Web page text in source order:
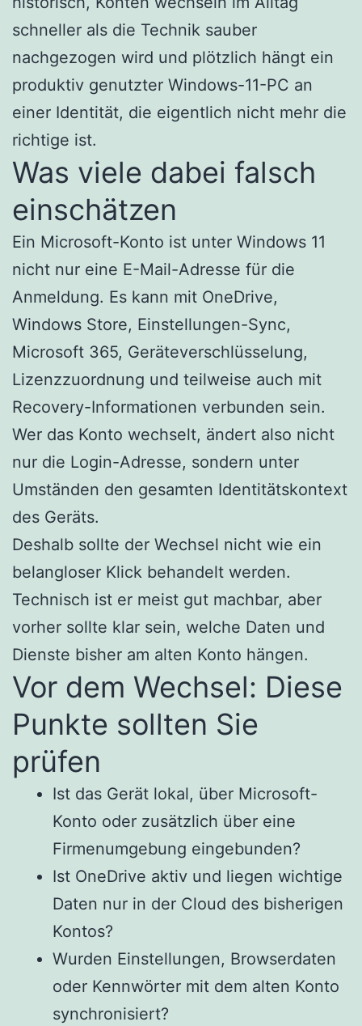
schneller als die Technik sauber
nachgezogen wird und plötzlich hängt ein
produktiv genutzter Windows-11-PC an
einer Identität, die eigentlich nicht mehr die
richtige ist.
Was viele dabei falsch
einschätzen
Ein Microsoft-Konto ist unter Windows 11
nicht nur eine E-Mail-Adresse für die
Anmeldung. Es kann mit OneDrive,
Windows Store, Einstellungen-Sync,
Microsoft 365, Geräteverschlüsselung,
Lizenzzuordnung und teilweise auch mit
Recovery-Informationen verbunden sein.
Wer das Konto wechselt, ändert also nicht
nur die Login-Adresse, sondern unter
Umständen den gesamten Identitätskontext
des Geräts.
Deshalb sollte der Wechsel nicht wie ein
belangloser Klick behandelt werden.
Technisch ist er meist gut machbar, aber
vorher sollte klar sein, welche Daten und
Dienste bisher am alten Konto hängen.
Vor dem Wechsel: Diese
Punkte sollten Sie
prüfen
Ist das Gerät lokal, über Microsoft-
Konto oder zusätzlich über eine
Firmenumgebung eingebunden?
Ist OneDrive aktiv und liegen wichtige
Daten nur in der Cloud des bisherigen
Kontos?
Wurden Einstellungen, Browserdaten
oder Kennwörter mit dem alten Konto
synchronisiert?